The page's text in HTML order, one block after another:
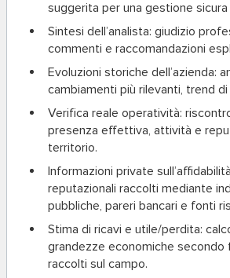
suggerita per una gestione
Sintesi dell’analista: giudizio
commenti e raccomandazioni
Evoluzioni storiche dell’azienda:
cambiamenti più rilevanti, trend
Verifica reale operatività:
presenza effettiva, attività e
territorio.
Informazioni private sull’affidabilità
reputazionali raccolti mediante
pubbliche, pareri bancari e fonti
Stima di ricavi e utile/perdita:
grandezze economiche secondo
raccolti sul campo.